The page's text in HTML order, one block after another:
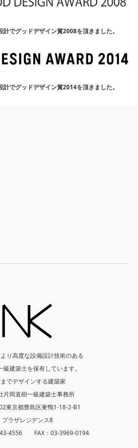
でグッドデザイン賞2008を頂きました。
でグッドデザイン賞2014を頂きました。
り高度な設備設計技術のある
級建築士を保有しています。
でデザインする建築家
片岡直樹一級建築士事務所
東京都豊島区巣鴨1-18-2-B1
プラザレジデンス8
4556 FAX：03-3969-0194